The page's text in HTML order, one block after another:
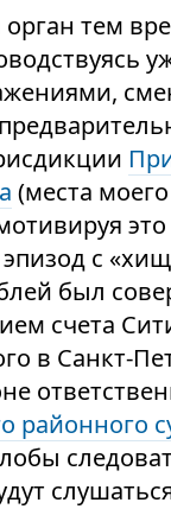
тем
(места моего
это
с
был
счета
в Санкт-
районного